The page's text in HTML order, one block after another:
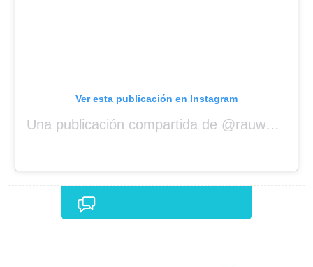
Ver esta publicación en Instagram
Una publicación compartida de @rauwalejandro